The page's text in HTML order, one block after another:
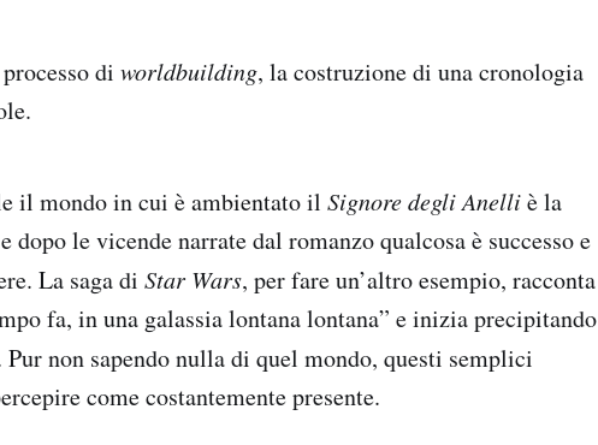
di worldbuilding, la costruzione di una cronologia
il mondo in cui è ambientato il Signore degli Anelliè la
dopo le vicende narrate dal romanzo qualcosa è successo e
La saga di Star Wars, per fare un’altro esempio, racconta
fa, in una galassia lontana lontana” e inizia precipitando
Pur non sapendo nulla di quel mondo, questi semplici
come costantemente presente.